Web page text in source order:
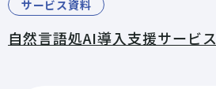
サービス資料
自然言語処AI導入支援サービス